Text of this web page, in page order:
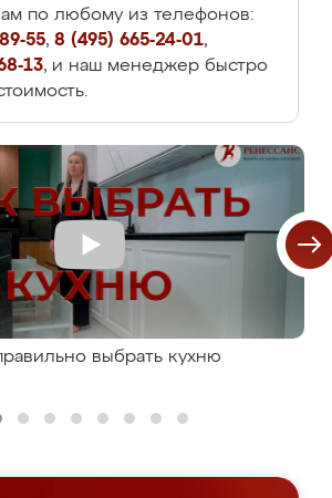
по любому из телефонов:
55, 8 (495) 665-24-01,
13, и наш менеджер быстро
выбрать кухню